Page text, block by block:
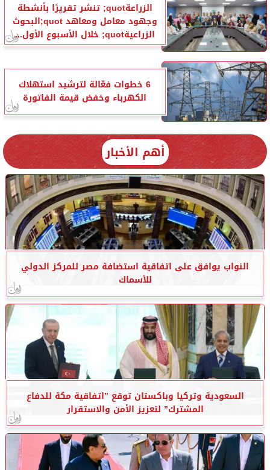
الزراعةquot; تنشر تقريرًا بأنشطة
وجهود معامل ومعاهد quot;البحوث
الزراعيةquot; خلال الأسبوع الأول...
6 خطوات فعّالة لترشيد استهلاك
الكهرباء وخفض قيمة الفاتورة
أهم الأخبار
النواب يوافق على اتفاقية استضافة مصر للمركز الدولي
للأسماك
السعودية وتركيا وباكستان توقع ”اتفاقية مكة للدفاع
المشترك” لتعزيز الأمن والاستقرار